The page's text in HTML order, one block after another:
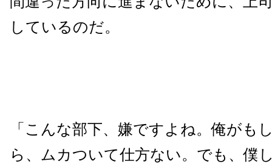
しているのだ。
「こんな部下、嫌ですよね。俺がも
ら、ムカついて仕方ない。でも、僕